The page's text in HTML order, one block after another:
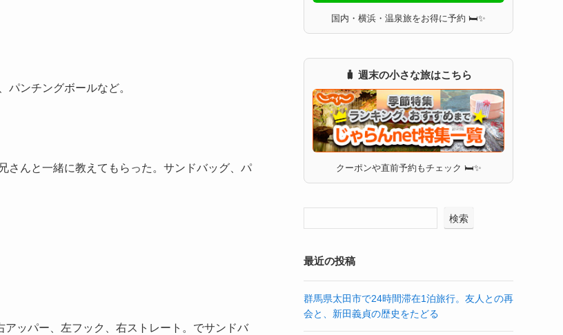
ンチングボールなど。
さんと一緒に教えてもらった。サンドバッグ、パ
ッパー、左フック、右ストレート。でサンドバ
国内・横浜・温泉旅をお得に予約 🛏✨
🧳 週末の小さな旅はこちら
クーポンや直前予約もチェック 🛏✨
検索
最近の投稿
群馬県太田市で24時間滞在1泊旅行。友人との再
会と、新田義貞の歴史をたどる